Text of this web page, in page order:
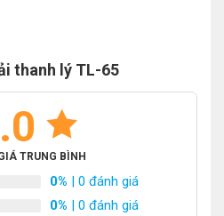
thanh lý TL-65
TRUNG BÌNH
0% | 0 đánh giá
0% | 0 đánh giá